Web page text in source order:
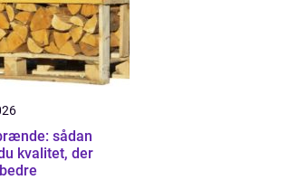
sådan
kvalitet, der